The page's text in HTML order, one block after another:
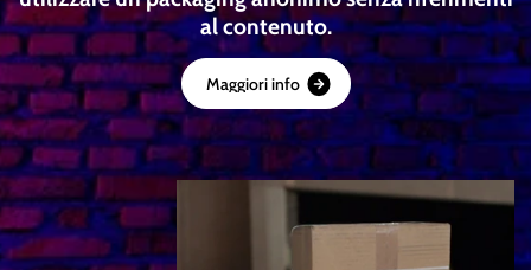
al contenuto.
Maggioriinfo